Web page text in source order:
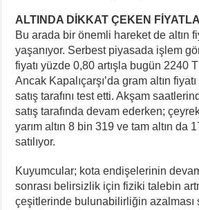
ALTINDA DİKKAT ÇEKEN
Bu arada bir önemli hareket de altın
yaşanıyor. Serbest piyasada işlem
fiyatı yüzde 0,80 artışla bugün 2240
Ancak Kapalıçarşı’da gram altın
satış tarafını test etti. Akşam
satış tarafında devam ederken;
yarım altın 8 bin 319 ve tam altın da
satılıyor.
Kuyumcular; kota endişelerinin
sonrası belirsizlik için fiziki talebin
çeşitlerinde bulunabilirliğin azalması